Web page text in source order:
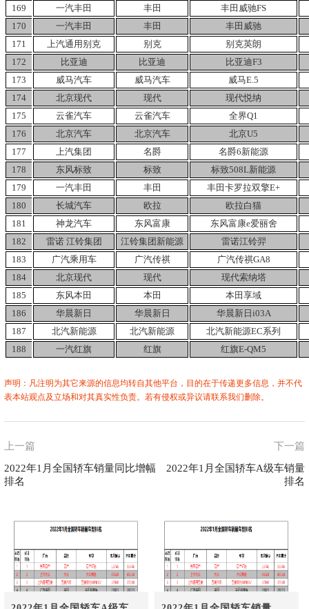
169
一汽丰田 丰田
丰田威驰FS
170
一汽丰田 丰田
丰田威驰
171
上汽通用别克 别克
别克英朗
172
比亚迪 比亚迪
比亚迪F3
173
威马汽车 威马汽车
威马E.5
174
北京现代 现代
现代悦纳
175
云雀汽车 云雀汽车
全界Q1
176
北京汽车 北京汽车
北京U5
177
上汽集团 名爵
名爵6新能源
178
东风标致 标致
标致508L新能源
179
一汽丰田 丰田
丰田卡罗拉双擎E+
180
长城汽车 欧拉
欧拉白猫
181
神龙汽车 东风富康
东风富康e爱丽舍
182
雷诺 江铃集团 江铃集团新能源
雷诺江铃羿
183
广汽乘用车 广汽传祺
广汽传祺GA8
184
北京现代 现代
现代索纳塔
185
东风本田 本田
本田享域
186
华晨新日 华晨新日
华晨新日i03A
187
北汽新能源 北汽新能源
北汽新能源EC系列
188
一汽红旗 红旗 红旗E-QM5
声明：凡注明为其它来源的信息均转自其他平台，目的在于传递更多信息，并不代
表本站观点及立场和对其真实性负责。若有侵权或异议请联系我们删除。
上一篇
2022年1月全国轿车销量同比增幅
排名
下一篇
2022年1月全国轿车A级车销量
排名